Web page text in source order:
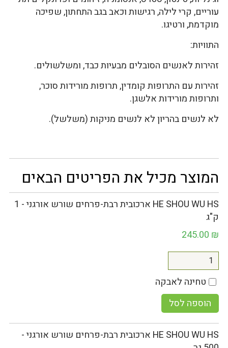
עוריים, קרי לילה, רגישות וכאב בגב התחתון, שפיכה
מוקדמת, ורטיגו.
התוויות:
זהירות לאנשים הסובלים מבעיות כבד, ומשלשולים.
זהירות עם התרופות קומדין, תרופות מורידות סוכר,
ותרופות מורידות אלשגן.
לא לנשים בהריון לא לנשים מניקות (משלשל).
המוצר מכיל את הפריטים הבאים
HE SHOU WU HS ארכובית רבת-פרחים שורש אורגני - 1
ק"ג
245.00 ₪
טחינה לאבקה
הוספה לסל
HE SHOU WU HS ארכובית רבת-פרחים שורש אורגני -